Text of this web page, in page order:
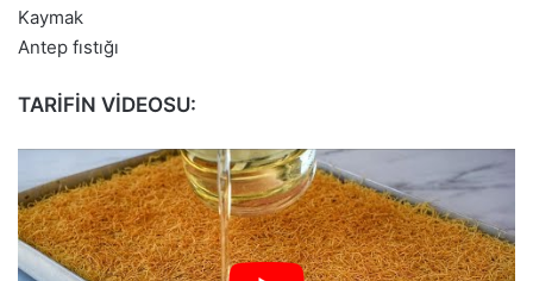
Kaymak
Antep fıstığı
TARİFİN VİDEOSU: